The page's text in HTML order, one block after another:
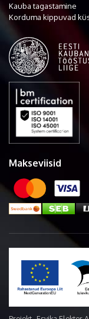
Kauba tagastamine
Korduma kippuvad
Makseviisid